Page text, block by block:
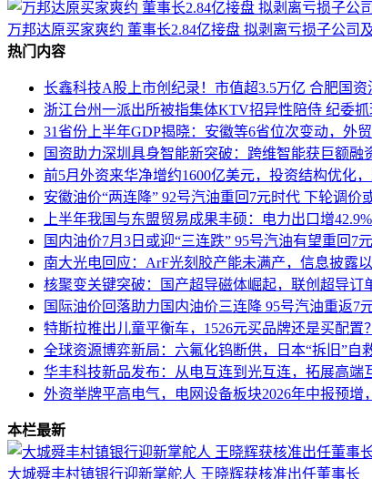
万邦达原买家爽约 董事长2.84亿接盘 拟剥离亏损子公司
热门内容
长鑫科技A股上市创纪录！市值超3.5万亿 合肥国
浙江台州一派出所被指集体KTV招异性陪侍 纪委
31省份上半年GDP揭晓：安徽等6省位次变动，外
国资助力深圳具身智能新突破：跨维智能获巨额融
前5月外资来华净增约1600亿美元，投资结构优化
安徽油价“两连降” 92号汽油重回7元时代 下轮调价
上半年我国与东盟贸易成果丰硕：电力出口增
国内油价7月3日或迎“三连跌” 95号汽油有望重回7
南大光电回应：ArF光刻胶产能未满产，信息披露
核聚变关键突破：国产超导磁体崛起，联创超导订
国际油价回落助力国内油价三连降 95号汽油重返7
特斯拉推出儿童平衡车，1526元买品牌还是买配置
全球资源博弈新局：六氟化钨断供，日本“拆旧”自
华丰科技新品发布：从电互连到光互连，拓展高端
外资举牌平高电气，电网设备板块2026年中报预增
本栏最新
大城舜丰村镇银行迎新掌舵人 王晓辉获核准出任董事长